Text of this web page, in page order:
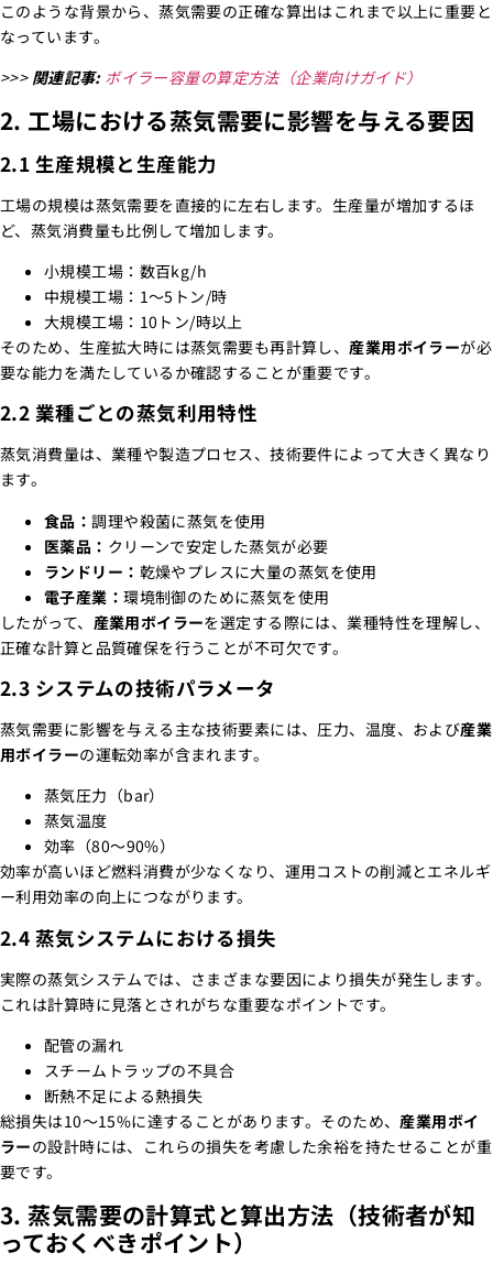
このような背景から、蒸気需要の正確な算出はこれまで以上に重要と
なっています。
>>> 関連記事: ボイラー容量の算定方法（企業向けガイド）
2. 工場における蒸気需要に影響を与える要因
2.1 生産規模と生産能力
工場の規模は蒸気需要を直接的に左右します。生産量が増加するほ
ど、蒸気消費量も比例して増加します。
小規模工場：数百kg/h
中規模工場：1～5トン/時
大規模工場：10トン/時以上
そのため、生産拡大時には蒸気需要も再計算し、 産業用ボイラーが必
要な能力を満たしているか確認することが重要です。
2.2 業種ごとの蒸気利用特性
蒸気消費量は、業種や製造プロセス、技術要件によって大きく異なり
ます。
食品：調理や殺菌に蒸気を使用
医薬品： クリーンで安定した蒸気が必要
ランドリー： 乾燥やプレスに大量の蒸気を使用
電子産業：環境制御のために蒸気を使用
したがって、 産業用ボイラーを選定する際には、業種特性を理解し、
正確な計算と品質確保を行うことが不可欠です。
2.3 システムの技術パラメータ
蒸気需要に影響を与える主な技術要素には、圧力、温度、および産業
用ボイラーの運転効率が含まれます。
蒸気圧力（bar）
蒸気温度
効率（80～90%）
効率が高いほど燃料消費が少なくなり、運用コストの削減とエネルギ
ー利用効率の向上につながります。
2.4 蒸気システムにおける損失
実際の蒸気システムでは、さまざまな要因により損失が発生します。
これは計算時に見落とされがちな重要なポイントです。
配管の漏れ
スチームトラップの不具合
断熱不足による熱損失
総損失は10～15%に達することがあります。そのため、産業用ボイ
ラーの設計時には、これらの損失を考慮した余裕を持たせることが重
要です。
3. 蒸気需要の計算式と算出方法（技術者が知
っておくべきポイント）